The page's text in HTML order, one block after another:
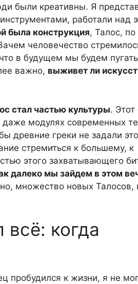
были креативны. Я
работали над
была конструкция, Талос,
человечество
в будущем мы будем
важно, выживет ли
стал частью культуры.
модулях современных
древние греки не задали
стремиться к большему, к
этого захватывающего
далеко мы зайдем в этом
множество новых Талосов,
когда
пробудился к жизни, я не